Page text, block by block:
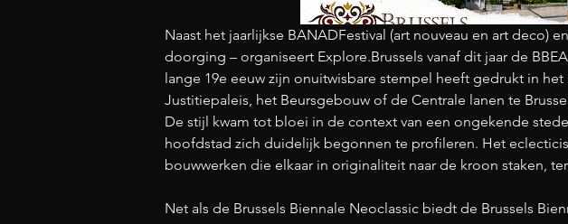
Naast het jaarlijkse BANADFestival (art nouveau en art deco)
doorging – organiseert Explore.Brussels vanaf dit jaar de
lange 19e eeuw zijn onuitwisbare stempel heeft gedrukt in
Justitiepaleis, het Beursgebouw of de Centrale lanen te
De stijl kwam tot bloei in de context van een ongekende
hoofdstad zich duidelijk begonnen te profileren. Het
bouwwerken die elkaar in originaliteit naar de kroon staken,
Net als de Brussels Biennale Neoclassic biedt de Brussels